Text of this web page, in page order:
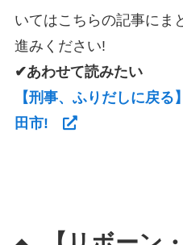
いてはこちらの記事にま
進みください!
✔あわせて読みたい
【刑事、ふりだしに戻
田市!